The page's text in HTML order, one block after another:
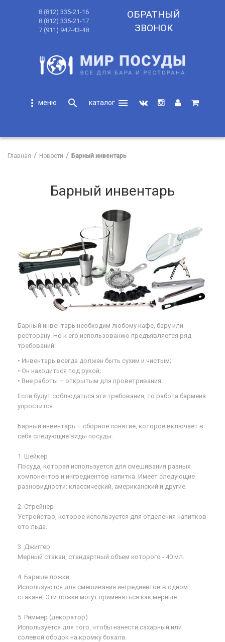
8 (812) 335-21-16
8 (812) 335-21-17
7 (911) 947-43-48
ОБРАТНЫЙ
ЗВОНОК
more_vert search
menu
Главная Новости Барный инвентарь
Барный инвентарь
Барный инвентарь необходим любому кафе, бару или
ресторану. Но к его использованию предъявляется ряд
требований:
• Инвентарь всегда должен быть сухим и чистым;
• Он находиться под рукой;
• Вне работы – открытым для проветривания.
Если будут соблюдаться эти требования, то работа бармена
упростится.
Барный инвентарь – сборное понятие, которое включает в
себя следующие виды посуды.
1. Шейкер
Посуда, которая используется для смешивания разных
компонентов и ингредиентов напитка. Имеет следующие
разновидности: классический, американский и другие.
2. Стрейнер
Устройство, которое используется для отделения напитков
ото льда.
3. Джиггер
Мерный стакан, стандартный объем которого - 40 мл.
4. Барные ложки
Используются для смешивания ингредиентов в одном
стакане. Эти ложки могут применяться как мерные.
5. Риммер (декоратор)
Используется для того, чтобы нанести сахарный или
солевой ободок на кромку бокала.